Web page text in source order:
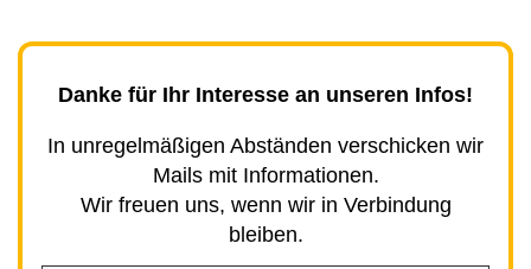
Danke für Ihr Interesse an unseren Infos!
In unregelmäßigen Abständen verschicken wir
Mails mit Informationen.
Wir freuen uns, wenn wir in Verbindung
bleiben.